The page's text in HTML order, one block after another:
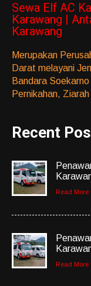
Sewa Elf AC
Karawang |
Karawang
Merupakan
Darat melayani
Bandara
Pernikahan,
Recent
Read More
Read More